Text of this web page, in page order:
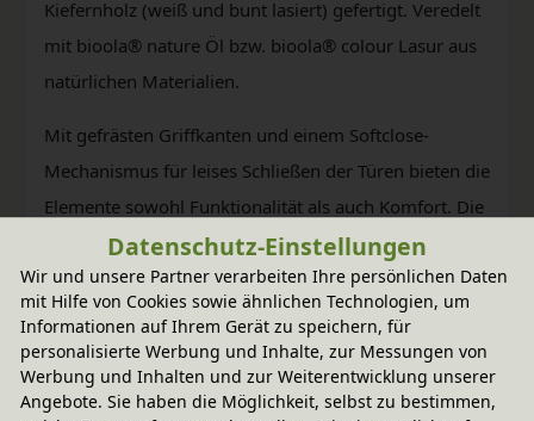
Kiefernholz (weiß und bunt lasiert) gefertigt. Veredelt
mit bioola® nature Öl bzw. bioola® colour Lasur aus
natürlichen Materialien.
Mit gefrästen Griffkanten und einem Softclose-
Mechanismus für leises Schließen der Türen bieten die
Elemente sowohl Funktionalität als auch Komfort. Die
Türen können optional mit einem Schloss ausgestattet
werden.
Entdecken Sie jetzt die vielseitigen
Einsatzmöglichkeiten des BioKinder Laura
Regalsystems und gestalten Sie Ihren Raum ganz
Datenschutz-Einstellungen
Wir und unsere Partner verarbeiten Ihre persönlichen Daten
mit Hilfe von Cookies sowie ähnlichen Technologien, um
Informationen auf Ihrem Gerät zu speichern, für
personalisierte Werbung und Inhalte, zur Messungen von
Werbung und Inhalten und zur Weiterentwicklung unserer
Angebote. Sie haben die Möglichkeit, selbst zu bestimmen,